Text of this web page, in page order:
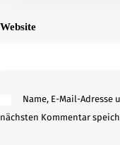
Website
Name, E-Mail-Adresse
nächsten Kommentar